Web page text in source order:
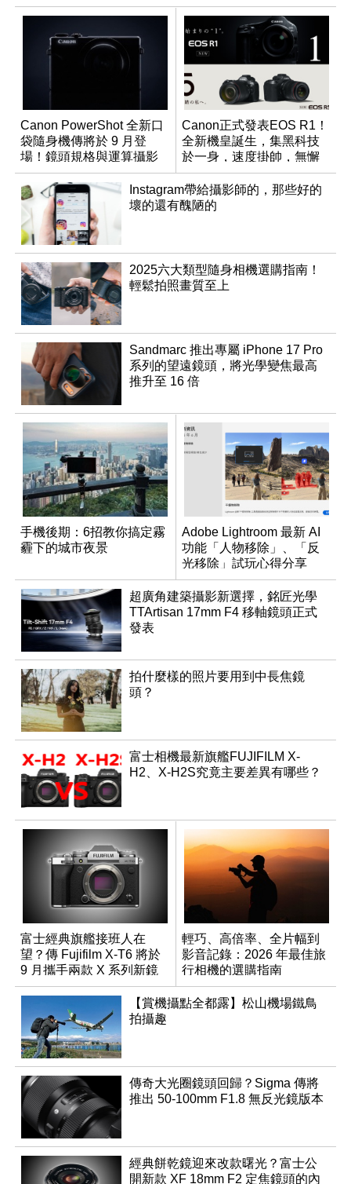
Canon PowerShot 全新口
袋隨身機傳將於 9 月登
場！鏡頭規格與運算攝影
升級成為焦點
Canon正式發表EOS R1！
全新機皇誕生，集黑科技
於一身，速度掛帥，無懈
可擊
Instagram帶給攝影師的，那些好的
壞的還有醜陋的
2025六大類型隨身相機選購指南！
輕鬆拍照畫質至上
Sandmarc 推出專屬 iPhone 17 Pro
系列的望遠鏡頭，將光學變焦最高
推升至 16 倍
手機後期：6招教你搞定霧
霾下的城市夜景
Adobe Lightroom 最新 AI
功能「人物移除」、「反
光移除」試玩心得分享
超廣角建築攝影新選擇，銘匠光學
TTArtisan 17mm F4 移軸鏡頭正式
發表
拍什麼樣的照片要用到中長焦鏡
頭？
富士相機最新旗艦FUJIFILM X-
H2、X-H2S究竟主要差異有哪些？
富士經典旗艦接班人在
望？傳 Fujifilm X-T6 將於
9 月攜手兩款 X 系列新鏡
頭登場
輕巧、高倍率、全片幅到
影音記錄：2026 年最佳旅
行相機的選購指南
【賞機攝點全都露】松山機場鐵鳥
拍攝趣
傳奇大光圈鏡頭回歸？Sigma 傳將
推出 50-100mm F1.8 無反光鏡版本
經典餅乾鏡迎來改款曙光？富士公
開新款 XF 18mm F2 定焦鏡頭的內